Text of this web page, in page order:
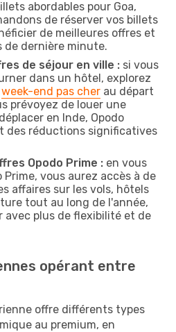
abordables pour Goa,
de réserver vos billets
de meilleures offres et
de dernière minute.
de séjour en ville : si vous
dans un hôtel, explorez
week-end pas cher au départ
prévoyez de louer une
en Inde, Opodo
des réductions significatives
Opodo Prime : en vous
vous aurez accès à de
affaires sur les vols, hôtels
tout au long de l'année,
avec plus de flexibilité et de
opérant entre
offre différents types
au premium, en